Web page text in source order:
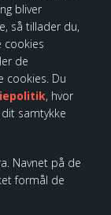
bliver
så tillader du,
cookies
de
cookies. Du
, hvor
samtykke
Navnet på de
formål de